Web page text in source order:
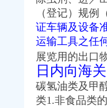
）
商注册）
渝江 （工商注册）
城高速_新浪新闻
学网
律咨询
务登记证注销_一品威客
经_搜狐网
登记】-长春赶集网
_红网
（登记）规例
证车辆及设备
运输工具之任
展览用的出口
日内向海
碳氢油类及甲
类1.非食品类